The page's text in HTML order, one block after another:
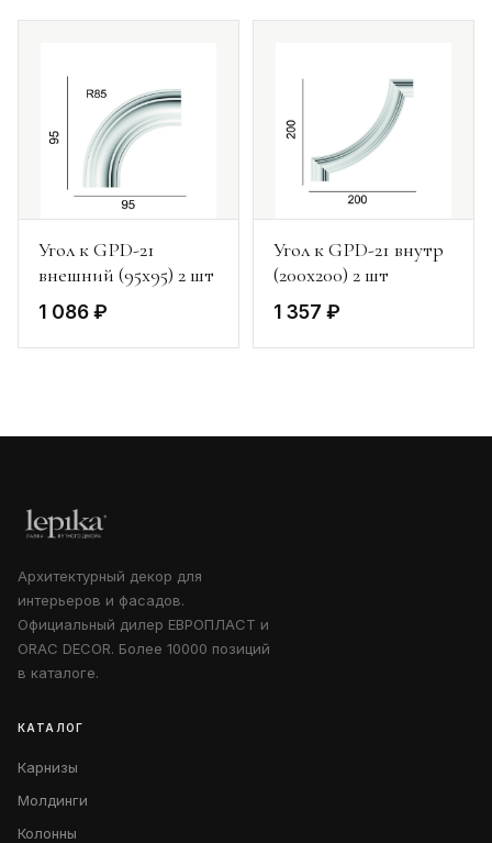
Угол к GPD-21
внешний (95х95) 2 шт
1 086 ₽
Угол к GPD-21 внутр
(200х200) 2 шт
1 357 ₽
Архитектурный декор для
интерьеров и фасадов.
Официальный дилер ЕВРОПЛАСТ и
ORAC DECOR. Более 10000 позиций
в каталоге.
КАТАЛОГ
Карнизы
Молдинги
Колонны